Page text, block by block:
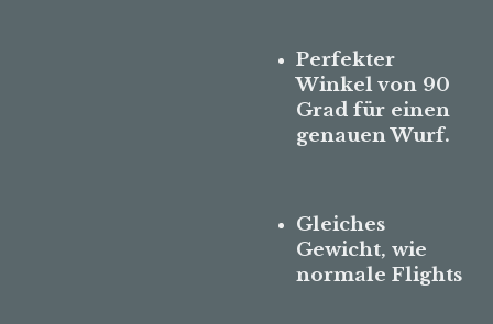
Perfekter
Winkel von 90
Grad für einen
genauen Wurf.
Gleiches
Gewicht, wie
normale Flights